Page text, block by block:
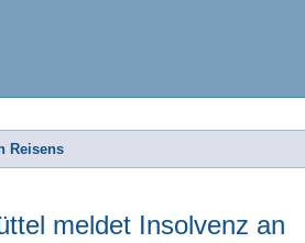
Reisens
meldet Insolvenz an